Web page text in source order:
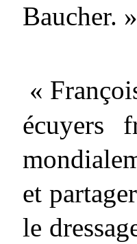
Baucher. »
«
écuyers
et
le